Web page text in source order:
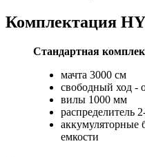
Комплектация
Стандартная
мачта 3000 см
свободный ход -
вилы 1000 мм
распределитель
аккумуляторные
емкости